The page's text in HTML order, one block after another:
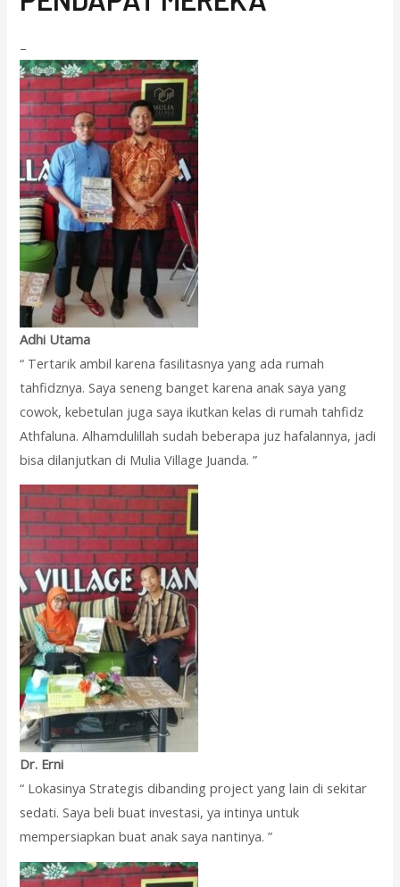
–
Adhi Utama
“ Tertarik ambil karena fasilitasnya yang ada rumah
tahfidznya. Saya seneng banget karena anak saya yang
cowok, kebetulan juga saya ikutkan kelas di rumah tahfidz
Athfaluna. Alhamdulillah sudah beberapa juz hafalannya, jadi
bisa dilanjutkan di Mulia Village Juanda. ”
Dr. Erni
“ Lokasinya Strategis dibanding project yang lain di sekitar
sedati. Saya beli buat investasi, ya intinya untuk
mempersiapkan buat anak saya nantinya. ”